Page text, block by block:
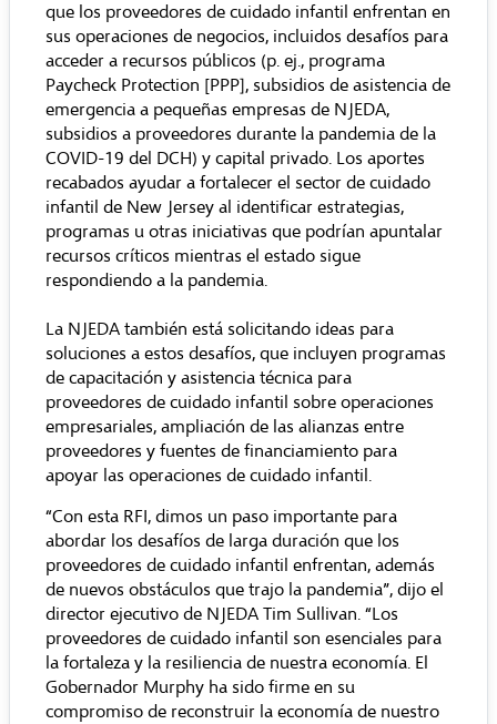
que los proveedores de cuidado infantil enfrentan en
sus operaciones de negocios, incluidos desafíos para
acceder a recursos públicos (p. ej., programa
Paycheck Protection [PPP], subsidios de asistencia de
emergencia a pequeñas empresas de NJEDA,
subsidios a proveedores durante la pandemia de la
COVID-19 del DCH) y capital privado. Los aportes
recabados ayudar a fortalecer el sector de cuidado
infantil de New Jersey al identificar estrategias,
programas u otras iniciativas que podrían apuntalar
recursos críticos mientras el estado sigue
respondiendo a la pandemia.
La NJEDA también está solicitando ideas para
soluciones a estos desafíos, que incluyen programas
de capacitación y asistencia técnica para
proveedores de cuidado infantil sobre operaciones
empresariales, ampliación de las alianzas entre
proveedores y fuentes de financiamiento para
apoyar las operaciones de cuidado infantil.
“Con esta RFI, dimos un paso importante para
abordar los desafíos de larga duración que los
proveedores de cuidado infantil enfrentan, además
de nuevos obstáculos que trajo la pandemia”, dijo el
director ejecutivo de NJEDA Tim Sullivan. “Los
proveedores de cuidado infantil son esenciales para
la fortaleza y la resiliencia de nuestra economía. El
Gobernador Murphy ha sido firme en su
compromiso de reconstruir la economía de nuestro